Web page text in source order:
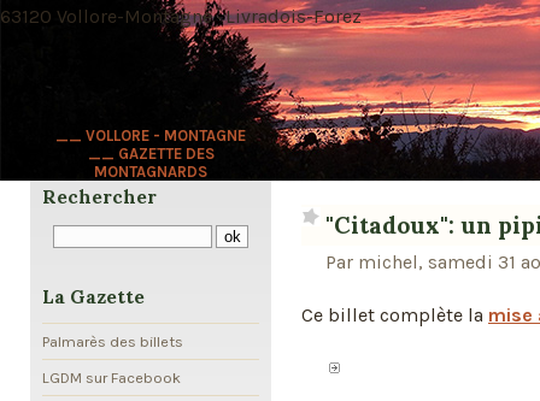
__ VOLLORE - MONTAGNE
__ GAZETTE DES
MONTAGNARDS
63120 Vollore-Montagne · Livradois-Forez
"Citadoux": un
Par michel, samedi 31
Ce billet complète la mise
Rechercher
La Gazette
Palmarès des billets
LGDM sur Facebook